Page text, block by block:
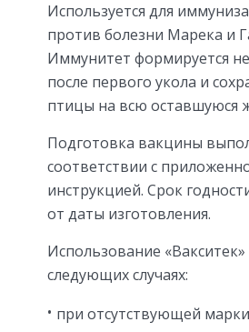
Используется для
против болезни Марека и
Иммунитет формируется
после первого укола и
птицы на всю оставшуюся
Подготовка вакцины
соответствии с
инструкцией. Срок
от даты изготовления.
Использование
следующих случаях:
при отсутствующей